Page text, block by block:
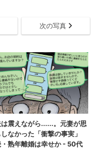
次の写真